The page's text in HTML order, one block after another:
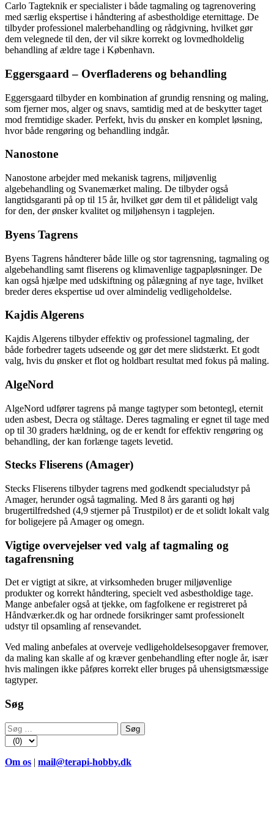
Carlo Tagteknik er specialister i både tagmaling og tagrenovering
med særlig ekspertise i håndtering af asbestholdige eternittage. De
tilbyder professionel malerbehandling og rådgivning, hvilket gør
dem velegnede til den, der vil sikre korrekt og lovmedholdelig
behandling af ældre tage i København.
Eggersgaard – Overfladerens og behandling
Eggersgaard tilbyder en kombination af grundig rensning og maling,
som fjerner mos, alger og snavs, samtidig med at de beskytter taget
mod fremtidige skader. Perfekt, hvis du ønsker en komplet løsning,
hvor både rengøring og behandling indgår.
Nanostone
Nanostone arbejder med mekanisk tagrens, miljøvenlig
algebehandling og Svanemærket maling. De tilbyder også
langtidsgaranti på op til 15 år, hvilket gør dem til et pålideligt valg
for den, der ønsker kvalitet og miljøhensyn i tagplejen.
Byens Tagrens
Byens Tagrens håndterer både lille og stor tagrensning, tagmaling og
algebehandling samt fliserens og klimavenlige tagpapløsninger. De
kan også hjælpe med udskiftning og pålægning af nye tage, hvilket
breder deres ekspertise ud over almindelig vedligeholdelse.
Kajdis Algerens
Kajdis Algerens tilbyder effektiv og professionel tagmaling, der
både forbedrer tagets udseende og gør det mere slidstærkt. Et godt
valg, hvis du ønsker et flot og holdbart resultat med fokus på maling.
AlgeNord
AlgeNord udfører tagrens på mange tagtyper som betontegl, eternit
uden asbest, Decra og ståltage. Deres tagmaling er egnet til tage med
op til 30 graders hældning, og de er kendt for effektiv rengøring og
behandling, der kan forlænge tagets levetid.
Stecks Fliserens (Amager)
Stecks Fliserens tilbyder tagrens med godkendt specialudstyr på
Amager, herunder også tagmaling. Med 8 års garanti og høj
brugertilfredshed (4,9 stjerner på Trustpilot) er de et solidt lokalt valg
for boligejere på Amager og omegn.
Vigtige overvejelser ved valg af tagmaling og
tagafrensning
Det er vigtigt at sikre, at virksomheden bruger miljøvenlige
produkter og korrekt håndtering, specielt ved asbestholdige tage.
Mange anbefaler også at tjekke, om fagfolkene er registreret på
Håndværker.dk og har ordnede forsikringer samt professionelt
udstyr til opsamling af rensevandet.
Ved maling anbefales at overveje vedligeholdelsesopgaver fremover,
da maling kan skalle af og kræver genbehandling efter nogle år, især
hvis malingen ikke påføres korrekt eller bruges på uhensigtsmæssige
tagtyper.
Søg
Søg
efter:
Om os | mail@terapi-hobby.dk